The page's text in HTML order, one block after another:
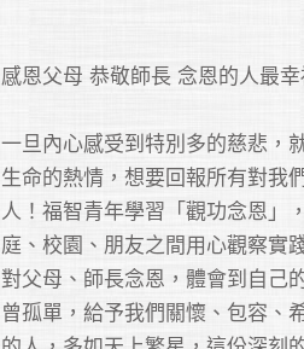
感恩父母 恭敬師長 念恩的人最
一旦內心感受到特別多的慈悲，
生命的熱情，想要回報所有對我
人！福智青年學習「觀功念恩」
庭、校園、朋友之間用心觀察實
對父母、師長念恩，體會到自己
曾孤單，給予我們關懷、包容、